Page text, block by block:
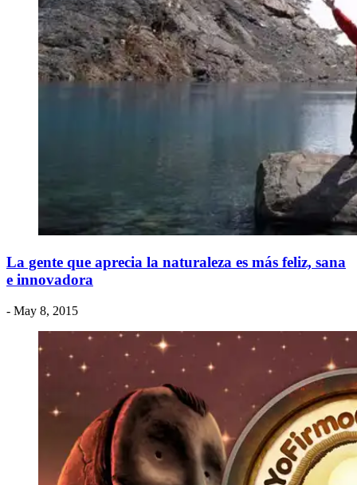
La gente que aprecia la naturaleza es más feliz, sana
e innovadora
- May 8, 2015